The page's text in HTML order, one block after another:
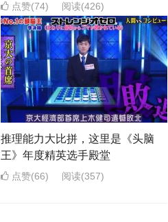
点赞(74) 阅读(426)
推理能力大比拼，这里是《头脑
王》年度精英选手殿堂
点赞(66) 阅读(357)